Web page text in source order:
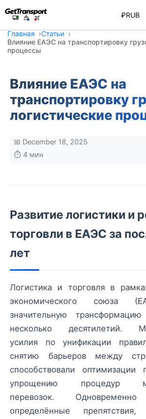
₽RUB
Главная
Статьи
Влияние ЕАЭС на транспортировку
процессы
Влияние ЕАЭС на
транспортировку
логистические
📅 December 18, 2025
⏱️ 4 мин
Развитие логистики и
торговли в ЕАЭС за
лет
Логистика и торговля в
экономического союза
значительную
несколько десятилетий.
усилия по унификации
снятию барьеров между
способствовали оптимизации
упрощению процедур
перевозок. Одновременно
определённые